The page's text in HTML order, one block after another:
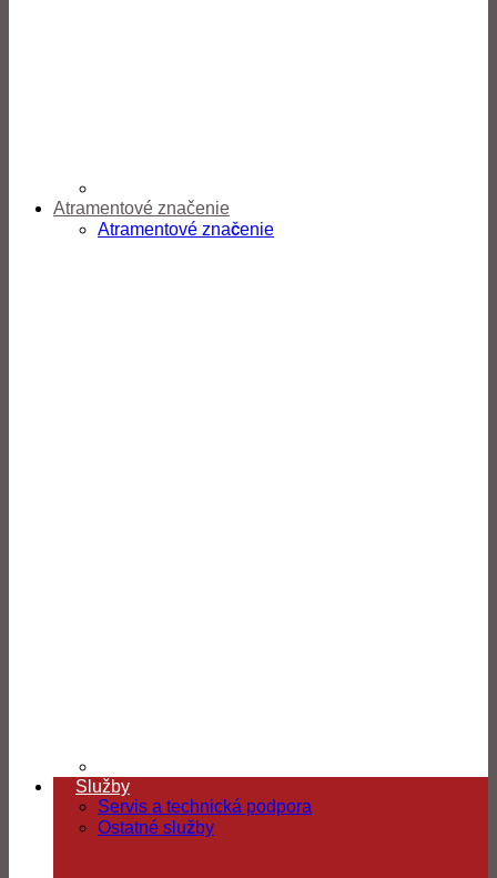
Atramentové značenie
Atramentové značenie
Služby
Servis a technická podpora
Ostatné služby